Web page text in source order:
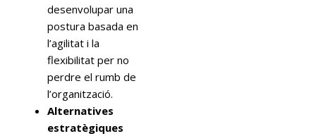
desenvolupar una
postura basada en
l’agilitat i la
flexibilitat per no
perdre el rumb de
l’organització.
Alternatives
estratègiques